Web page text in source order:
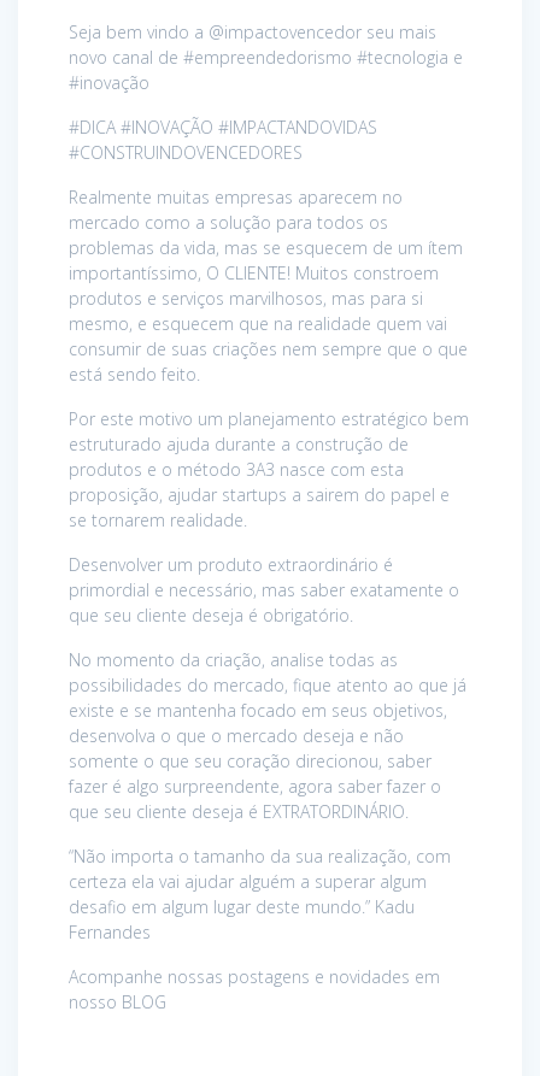
Seja bem vindo a @impactovencedor seu mais
novo canal de #empreendedorismo #tecnologia e
#inovação
#DICA #INOVAÇÃO #IMPACTANDOVIDAS
#CONSTRUINDOVENCEDORES
Realmente muitas empresas aparecem no
mercado como a solução para todos os
problemas da vida, mas se esquecem de um ítem
importantíssimo, O CLIENTE! Muitos constroem
produtos e serviços marvilhosos, mas para si
mesmo, e esquecem que na realidade quem vai
consumir de suas criações nem sempre que o que
está sendo feito.
Por este motivo um planejamento estratégico bem
estruturado ajuda durante a construção de
produtos e o método 3A3 nasce com esta
proposição, ajudar startups a sairem do papel e
se tornarem realidade.
Desenvolver um produto extraordinário é
primordial e necessário, mas saber exatamente o
que seu cliente deseja é obrigatório.
No momento da criação, analise todas as
possibilidades do mercado, fique atento ao que já
existe e se mantenha focado em seus objetivos,
desenvolva o que o mercado deseja e não
somente o que seu coração direcionou, saber
fazer é algo surpreendente, agora saber fazer o
que seu cliente deseja é EXTRATORDINÁRIO.
“Não importa o tamanho da sua realização, com
certeza ela vai ajudar alguém a superar algum
desafio em algum lugar deste mundo.” Kadu
Fernandes
Acompanhe nossas postagens e novidades em
nosso BLOG